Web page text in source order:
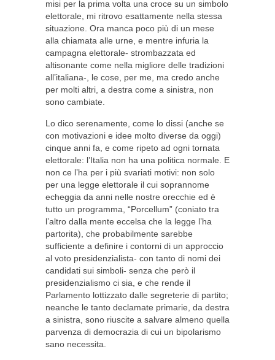
misi per la prima volta una croce su un simbolo
elettorale, mi ritrovo esattamente nella stessa
situazione. Ora manca poco più di un mese
alla chiamata alle urne, e mentre infuria la
campagna elettorale- strombazzata ed
altisonante come nella migliore delle tradizioni
all’italiana-, le cose, per me, ma credo anche
per molti altri, a destra come a sinistra, non
sono cambiate.
Lo dico serenamente, come lo dissi (anche se
con motivazioni e idee molto diverse da oggi)
cinque anni fa, e come ripeto ad ogni tornata
elettorale: l’Italia non ha una politica normale. E
non ce l’ha per i più svariati motivi: non solo
per una legge elettorale il cui soprannome
echeggia da anni nelle nostre orecchie ed è
tutto un programma, “Porcellum” (coniato tra
l’altro dalla mente eccelsa che la legge l’ha
partorita), che probabilmente sarebbe
sufficiente a definire i contorni di un approccio
al voto presidenzialista- con tanto di nomi dei
candidati sui simboli- senza che però il
presidenzialismo ci sia, e che rende il
Parlamento lottizzato dalle segreterie di partito;
neanche le tanto declamate primarie, da destra
a sinistra, sono riuscite a salvare almeno quella
parvenza di democrazia di cui un bipolarismo
sano necessita.